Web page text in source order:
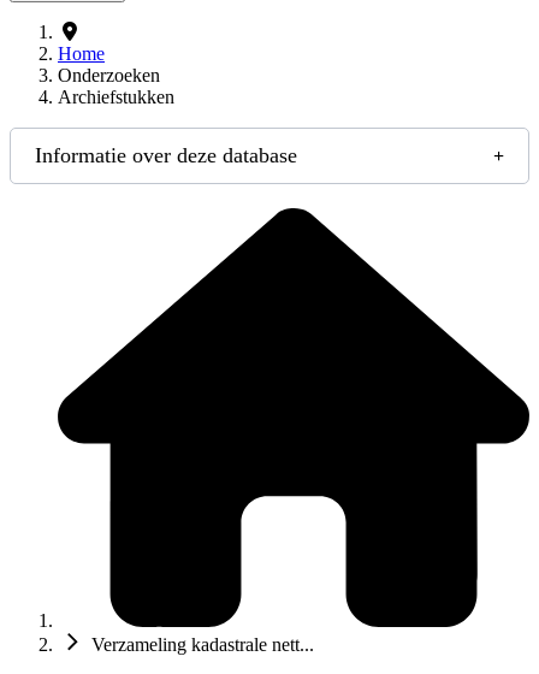
Home
Onderzoeken
Archiefstukken
Informatie over deze database
Verzameling kadastrale nett...